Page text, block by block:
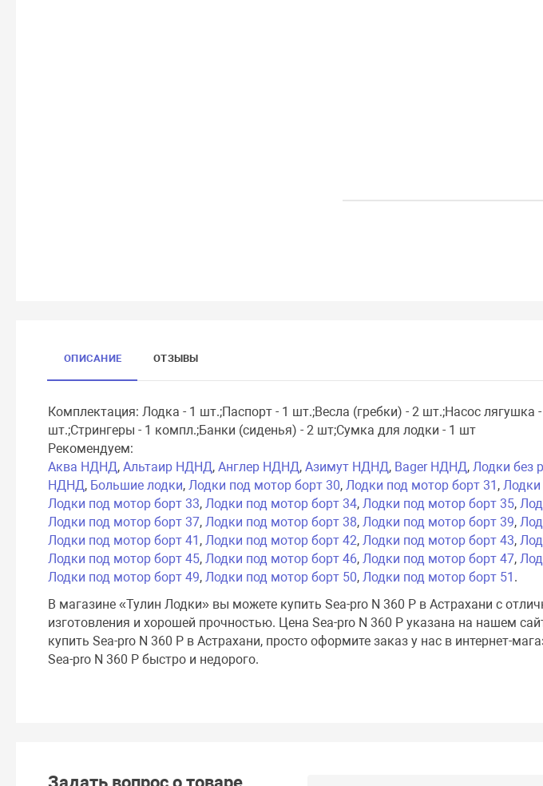
ОПИСАНИЕ ОТЗЫВЫ
Комплектация: Лодка - 1 шт.;Паспорт - 1 шт.;Весла (гребки) - 2 шт.;Насос лягушка
шт.;Стрингеры - 1 компл.;Банки (сиденья) - 2 шт;Сумка для лодки - 1 шт
Рекомендуем:
Аква НДНД,Альтаир НДНД,Англер НДНД,Азимут НДНД, Bager НДНД, Лодки без
НДНД, Большие лодки, Лодки под мотор борт 30, Лодки под мотор борт 31 , Лодки
Лодки под мотор борт 33, Лодки под мотор борт 34, Лодки под мотор борт 35,
Лодки под мотор борт 37, Лодки под мотор борт 38, Лодки под мотор борт 39,
Лодки под мотор борт 41 , Лодки под мотор борт 42, Лодки под мотор борт 43,
Лодки под мотор борт 45, Лодки под мотор борт 46, Лодки под мотор борт 47,
Лодки под мотор борт 49, Лодки под мотор борт 50, Лодки под мотор борт 51 .
В магазине «Тулин Лодки» вы можете купить Sea-pro N 360 P в Астрахани с
изготовления и хорошей прочностью. Цена Sea-pro N 360 P указана на нашем
купить Sea-pro N 360 P в Астрахани, просто оформите заказ у нас в интернет-
Sea-pro N 360 P быстро и недорого.